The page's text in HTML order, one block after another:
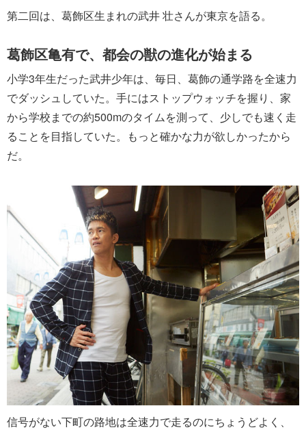
第二回は、葛飾区生まれの武井 壮さんが東京を語る。
葛飾区亀有で、都会の獣の進化が始まる
小学3年生だった武井少年は、毎日、葛飾の通学路を全速力
でダッシュしていた。手にはストップウォッチを握り、家
から学校までの約500mのタイムを測って、少しでも速く走
ることを目指していた。もっと確かな力が欲しかったから
だ。
信号がない下町の路地は全速力で走るのにちょうどよく、